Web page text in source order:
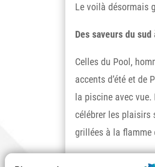
Le voilà désormais
Des saveurs du
Celles du Pool,
accents d’été et de
la piscine avec
célébrer les plaisirs
grillées à la
Mais l’empreinte